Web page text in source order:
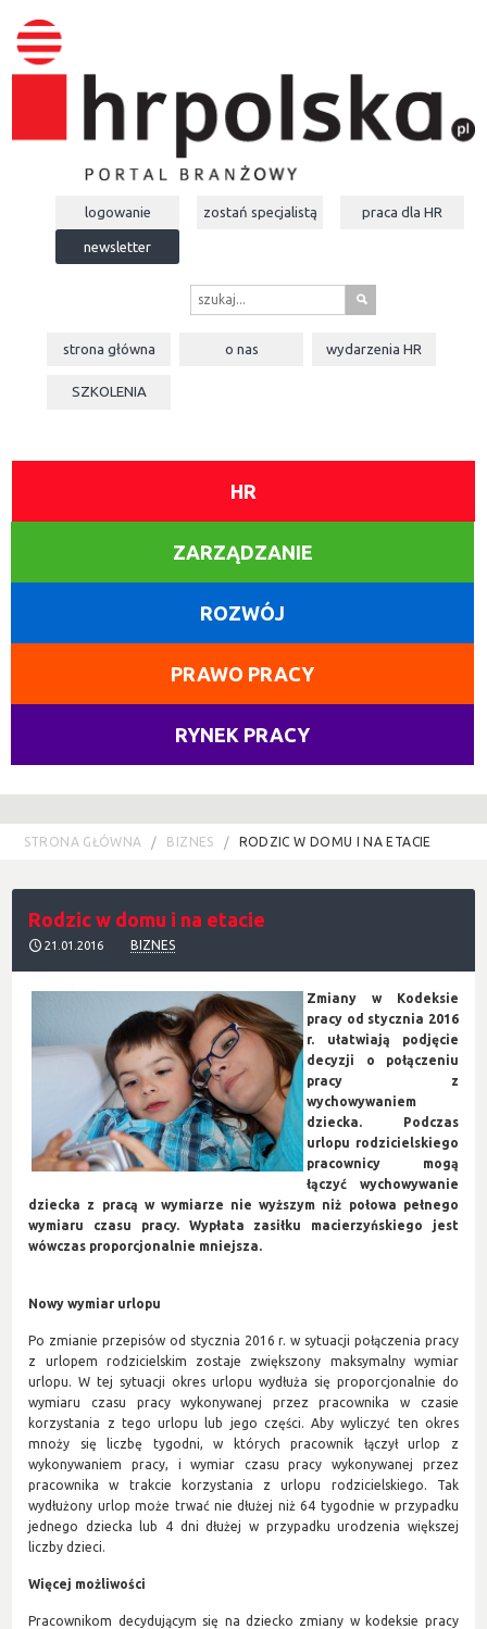
logowanie zostań specjalistą praca dla HR
newsletter
s
strona główna o nas wydarzeniaHR
SZKOLENIA
HR
ZARZĄDZANIE
ROZWÓJ
PRAWO PRACY
RYNEK PRACY
STRONA GŁÓWNA BIZNES RODZIC W DOMU I NA ETACIE
Rodzic w domu i na etacie
21.01.2016 BIZNES
Zmiany w Kodeksie
pracy od stycznia 2016
r. ułatwiają podjęcie
decyzji o połączeniu
pracy z
wychowywaniem
dziecka. Podczas
urlopu rodzicielskiego
pracownicy mogą
łączyć wychowywanie
dziecka z pracą w wymiarze nie wyższym niż połowa pełnego
wymiaru czasu pracy. Wypłata zasiłku macierzyńskiego jest
wówczas proporcjonalnie mniejsza.
Nowy wymiar urlopu
Po zmianie przepisów od stycznia 2016 r. w sytuacji połączenia pracy
z urlopem rodzicielskim zostaje zwiększony maksymalny wymiar
urlopu. W tej sytuacji okres urlopu wydłuża się proporcjonalnie do
wymiaru czasu pracy wykonywanej przez pracownika w czasie
korzystania z tego urlopu lub jego części. Aby wyliczyć ten okres
mnoży się liczbę tygodni, w których pracownik łączył urlop z
wykonywaniem pracy, i wymiar czasu pracy wykonywanej przez
pracownika w trakcie korzystania z urlopu rodzicielskiego. Tak
wydłużony urlop może trwać nie dłużej niż 64 tygodnie w przypadku
jednego dziecka lub 4 dni dłużej w przypadku urodzenia większej
liczby dzieci.
Więcej możliwości
Pracownikom decydującym się na dziecko zmiany w kodeksie pracy